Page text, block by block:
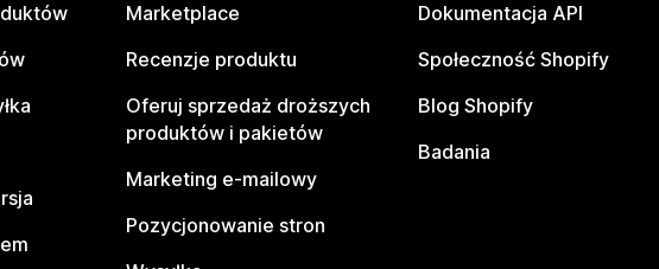
Marketplace
Recenzje produktu
Oferuj sprzedaż droższych
produktów i pakietów
Marketing e-mailowy
Pozycjonowanie stron
Dokumentacja API
Społeczność Shopify
Blog Shopify
Badania